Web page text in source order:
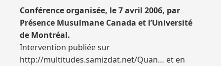
Conférence organisée, le 7 avril 2006, par
Présence Musulmane Canada et l’Université
de Montréal.
Intervention publiée sur
http://multitudes.samizdat.net/Quan… et en